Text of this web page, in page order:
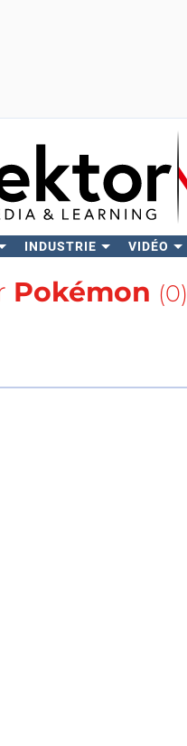
INDUSTRIE VIDÉO
Pokémon (0)